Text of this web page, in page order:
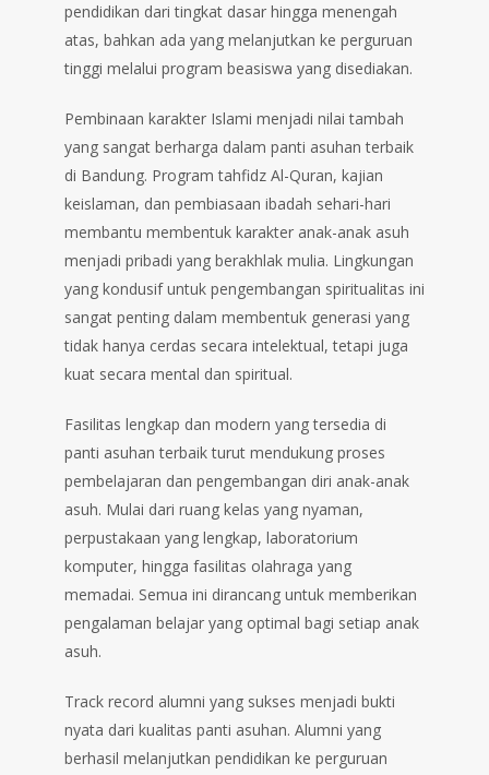
pendidikan dari tingkat dasar hingga menengah
atas, bahkan ada yang melanjutkan ke perguruan
tinggi melalui program beasiswa yang disediakan.
Pembinaan karakter Islami menjadi nilai tambah
yang sangat berharga dalam panti asuhan terbaik
di Bandung. Program tahfidz Al-Quran, kajian
keislaman, dan pembiasaan ibadah sehari-hari
membantu membentuk karakter anak-anak asuh
menjadi pribadi yang berakhlak mulia. Lingkungan
yang kondusif untuk pengembangan spiritualitas ini
sangat penting dalam membentuk generasi yang
tidak hanya cerdas secara intelektual, tetapi juga
kuat secara mental dan spiritual.
Fasilitas lengkap dan modern yang tersedia di
panti asuhan terbaik turut mendukung proses
pembelajaran dan pengembangan diri anak-anak
asuh. Mulai dari ruang kelas yang nyaman,
perpustakaan yang lengkap, laboratorium
komputer, hingga fasilitas olahraga yang
memadai. Semua ini dirancang untuk memberikan
pengalaman belajar yang optimal bagi setiap anak
asuh.
Track record alumni yang sukses menjadi bukti
nyata dari kualitas panti asuhan. Alumni yang
berhasil melanjutkan pendidikan ke perguruan